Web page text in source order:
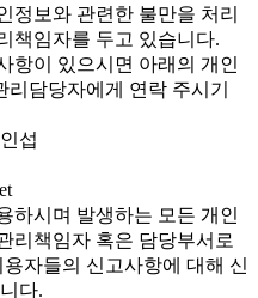
정보와 관련한 불만을 처리
책임자를 두고 있습니다.
항이 있으시면 아래의 개인
담당자에게 연락 주시기
섭
하시며 발생하는 모든 개인
리책임자 혹은 담당부서로
자들의 신고사항에 대해 신
다.